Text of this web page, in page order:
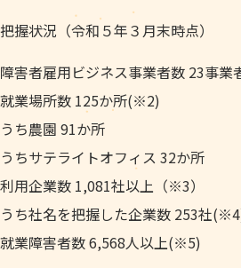
把握状況（令和５年３月末時点）
障害者雇用ビジネス事業者数 23事
就業場所数 125か所(※2)
うち農園 91か所
うちサテライトオフィス 32か所
利用企業数 1,081社以上（※3）
うち社名を把握した企業数 253社
就業障害者数 6,568人以上(※5)